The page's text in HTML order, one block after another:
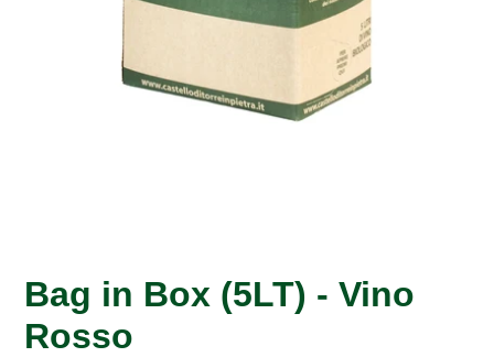
Bag in Box (5LT) - Vino
Rosso